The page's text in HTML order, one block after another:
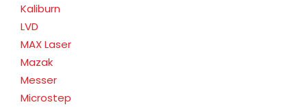
Kaliburn
LVD
MAX Laser
Mazak
Messer
Microstep